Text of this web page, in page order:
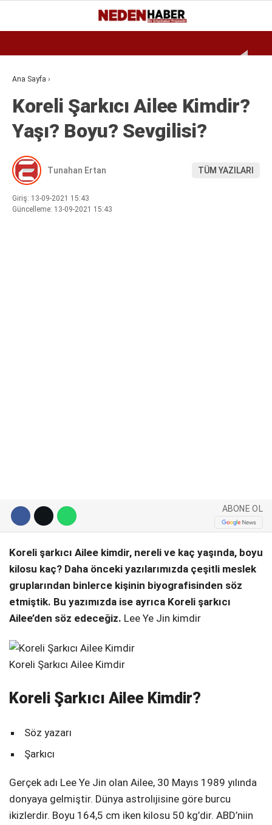
Telegram
22.1
BURSA
EKONOMI
BIYOGRAFI
SPOR
MAGAZIN
Ana Sayfa ›
Koreli Şarkıcı Ailee Kimdir?
Yaşı? Boyu? Sevgilisi?
Tunahan Ertan TÜM YAZILARI
Giriş: 13-09-2021 15:43
Güncelleme: 13-09-2021 15:43
ABONE OL
Koreli şarkıcı Ailee kimdir, nereli ve kaç yaşında, boyu
kilosu kaç? Daha önceki yazılarımızda çeşitli meslek
gruplarından binlerce kişinin biyografisinden söz
etmiştik. Bu yazımızda ise ayrıca Koreli şarkıcı
Ailee’den söz edeceğiz. Lee Ye Jin kimdir
Koreli Şarkıcı Ailee Kimdir
Koreli Şarkıcı Ailee Kimdir?
Söz yazarı
Şarkıcı
Gerçek adı Lee Ye Jin olan Ailee, 30 Mayıs 1989 yılında
donyaya gelmiştir. Dünya astrolıjisine göre burcu
ikizlerdir. Boyu 164,5 cm iken kilosu 50 kg’dir. ABD’niin